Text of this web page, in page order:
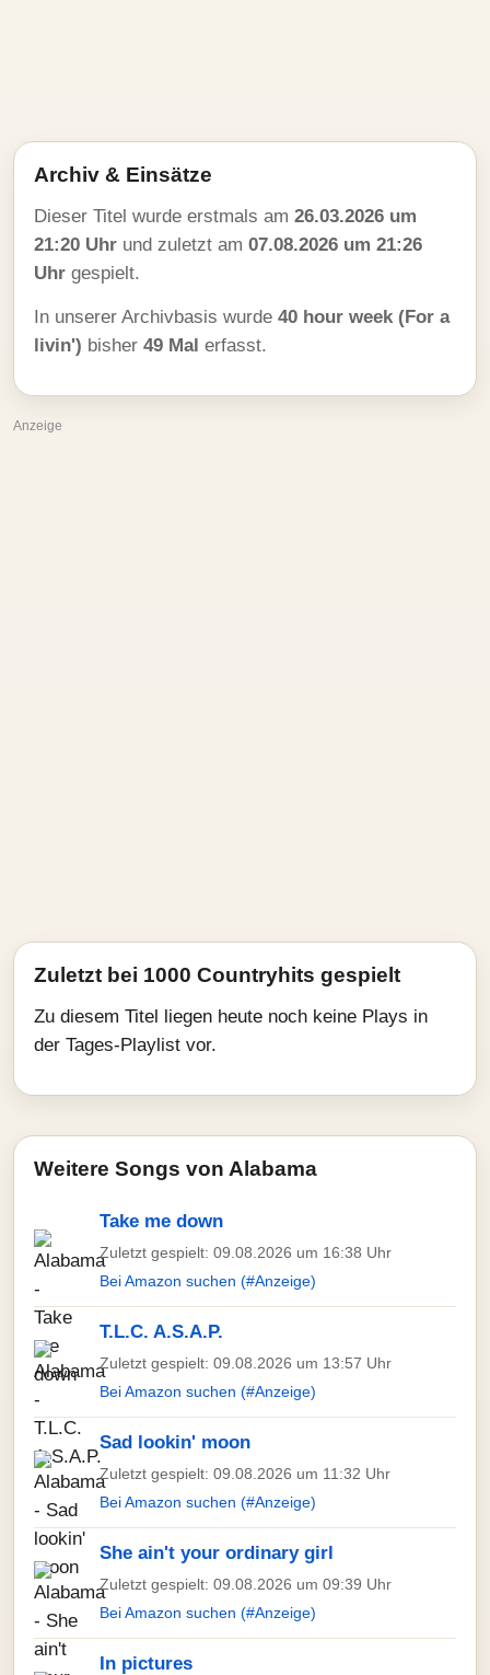
Archiv & Einsätze
Dieser Titel wurde erstmals am 26.03.2026 um
21:20 Uhr und zuletzt am 07.08.2026 um 21:26
Uhr gespielt.
In unserer Archivbasis wurde 40 hour week (For a
livin') bisher 49 Mal erfasst.
Anzeige
Zuletzt bei 1000 Countryhits gespielt
Zu diesem Titel liegen heute noch keine Plays in
der Tages-Playlist vor.
Weitere Songs von Alabama
Take me down
Zuletzt gespielt: 09.08.2026 um 16:38 Uhr
Bei Amazon suchen (#Anzeige)
T.L.C. A.S.A.P.
Zuletzt gespielt: 09.08.2026 um 13:57 Uhr
Bei Amazon suchen (#Anzeige)
Sad lookin' moon
Zuletzt gespielt: 09.08.2026 um 11:32 Uhr
Bei Amazon suchen (#Anzeige)
She ain't your ordinary girl
Zuletzt gespielt: 09.08.2026 um 09:39 Uhr
Bei Amazon suchen (#Anzeige)
In pictures